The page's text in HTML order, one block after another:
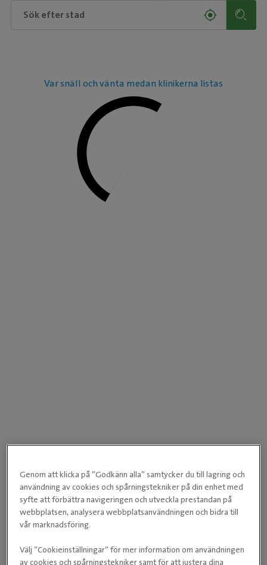
Var snäll och vänta medan klinikerna listas
Genom att klicka på ”Godkänn alla” samtycker du till lagring och
användning av cookies och spårningstekniker på din enhet med
syfte att förbättra navigeringen och utveckla prestandan på
webbplatsen, analysera webbplatsanvändningen och bidra till
vår marknadsföring.
Välj ”Cookieinställningar” för mer information om användningen
av cookies och spårningstekniker samt för att justera dina